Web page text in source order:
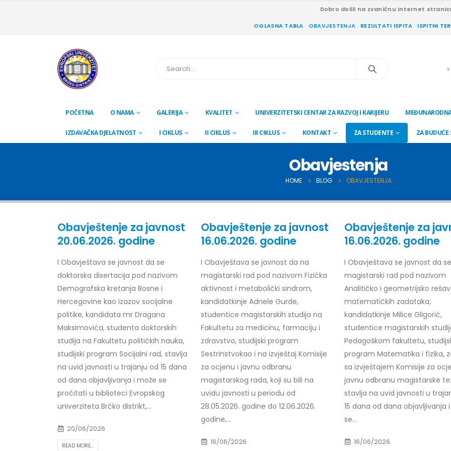
Dobro došli na zvaničnu internet
OGLASNA TABLA OBAVJESTENJA REZULTATI ISPITA ISPITNI
POČETNA O NAMA GALERIJA KVALITET UNIVERZITETSKI CENTAR ZA RAZVOJ I KARIJERU
IZDAVAČKA DJELATNOST I CIKLUS II CIKLUS III CIKLUS KONTAKT ZA STUDENTE ZA BUDUĆE
Obavjestenja
HOME BLOG OBAVJESTENJA
Obavještenje za javnost
20.06.2026. godine
I Obavještava se javnost da se
doktorska disertacija pod nazivom
Demografska kretanja Bosne i
Hercegovine kao izazov socijalne
politike, kandidata mr Dragana
Maksimovića, studenta doktorskih
studija na Fakultetu političkih nauka,
studijski program Socijalni rad, stavlja
na uvid javnosti u trajanju od 15 dana
od dana objavljivanja i može se
pročitati u biblioteci Evropskog
univerziteta Brčko distrikt,...
20/06/2026
READ MORE...
Obavještenje za javnost
16.06.2026. godine
I Obavještava se javnost da na
magistarski rad pod nazivom Fizička
aktivnost i metabolički sindrom,
kandidatkinje Adnele Gurde,
studentice magistarskih studija na
Fakultetu za medicinu, farmaciju i
zdravstvo, studijski program
Sestrinstvokao i na izvještaj Komisije
za ocjenu i javnu odbranu
magistarskog rada, koji su bili na
uvidu javnosti u periodu od
28.05.2026. godine do 12.06.2026.
godine,...
16/06/2026
Obavještenje za
16.06.2026. godine
I Obavještava se javnost da se
magistarski rad pod nazivom
Analitičko i geometrijsko
matematičkih zadataka,
kandidatkinje Milice Gligorić,
studentice magistarskih
Pedagoškom fakultetu,
program Matematika i fizika,
sa izvještajem Komisije za
javnu odbranu magistarske
stavlja na uvid javnosti u
15 dana od dana objavljivanja
se...
16/06/2026
Obavještenje za javnost 30.07.2026.
godine
Obavještenje za javnost 30.07.2026.
godine
30/07/2026
Prof. dr Srđan Marinković – rezultati
ispita
ispita
29/07/2026
Prof. dr Dario Galić – rezultati ispita
24/07/2026
Prof. dr Sead Rešić – rezultati ispita
Prof. dr Radoslav Galić – rezultati
ispita
22/07/2026
Prof. dr Jasminka Sadadinović –
rezultati ispita
Doc. dr Mirnes Avdić – rezultati ispita
Obavještenje za javnost
godine
Obavještenje za javnost
godine
30/07/2026
Prof. dr Srđan Marinković –
ispita
Prof. dr Azijada Beganlić –
ispita